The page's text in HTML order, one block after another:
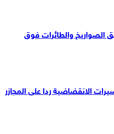
الصواريخ والطائرات فوق
الانقضاضية ردا على المجازر